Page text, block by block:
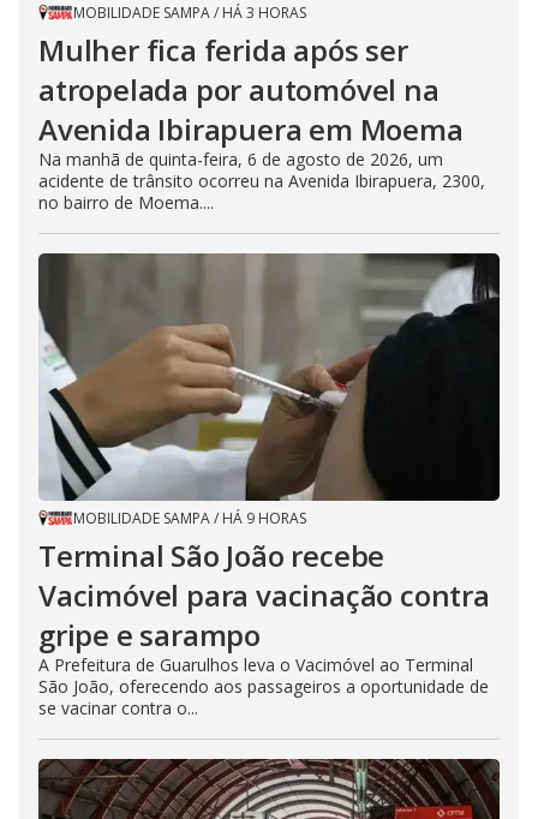
MOBILIDADE SAMPA/ HÁ 3 HORAS
Mulher fica ferida após ser
atropelada por automóvel na
Avenida Ibirapuera em Moema
Na manhã de quinta-feira, 6 de agosto de 2026, um
acidente de trânsito ocorreu na Avenida Ibirapuera, 2300,
no bairro de Moema....
MOBILIDADE SAMPA/ HÁ 9 HORAS
Terminal São João recebe
Vacimóvel para vacinação contra
gripe e sarampo
A Prefeitura de Guarulhos leva o Vacimóvel ao Terminal
São João, oferecendo aos passageiros a oportunidade de
se vacinar contra o...